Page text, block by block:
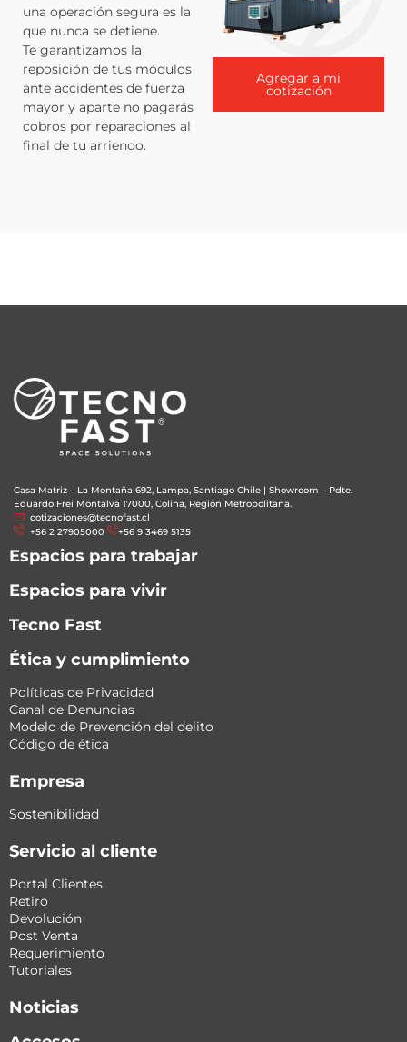
una operación segura es la
que nunca se detiene.
Te garantizamos la
reposición de tus módulos
ante accidentes de fuerza
mayor y aparte no pagarás
cobros por reparaciones al
final de tu arriendo.
Agregar a mi
cotización
Casa Matriz – La Montaña 692, Lampa, Santiago Chile | Showroom – Pdte.
Eduardo Frei Montalva 17000, Colina, Región Metropolitana.
cotizaciones@tecnofast.cl
+56 2 27905000
+56 9 3469 5135
Espacios para trabajar
Espacios para vivir
Tecno Fast
Ética y cumplimiento
Políticas de Privacidad
Canal de Denuncias
Modelo de Prevención del delito
Código de ética
Empresa
Sostenibilidad
Servicio al cliente
Portal Clientes
Retiro
Devolución
Post Venta
Requerimiento
Tutoriales
Noticias